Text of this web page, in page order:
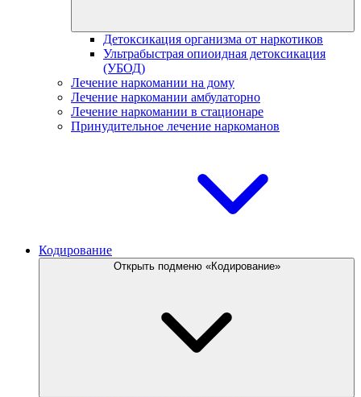
Детоксикация организма от наркотиков
Ультрабыстрая опиоидная детоксикация
(УБОД)
Лечение наркомании на дому
Лечение наркомании амбулаторно
Лечение наркомании в стационаре
Принудительное лечение наркоманов
Кодирование
Открыть подменю «Кодирование»